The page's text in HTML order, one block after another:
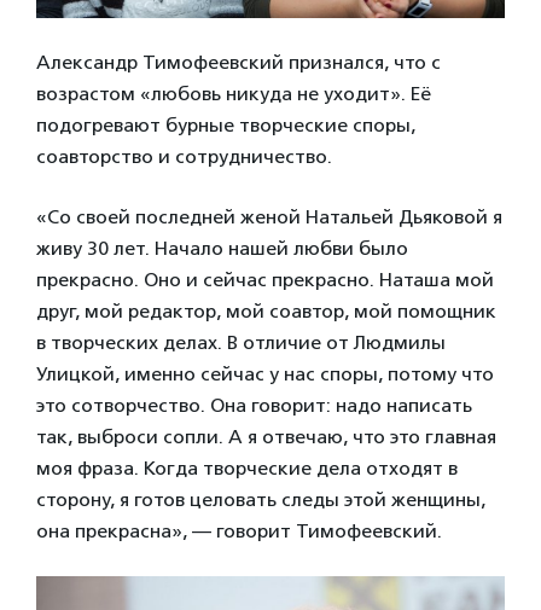
Александр Тимофеевский признался, что с
возрастом «любовь никуда не уходит». Её
подогревают бурные творческие споры,
соавторство и сотрудничество.
«Со своей последней женой Натальей Дьяковой я
живу 30 лет. Начало нашей любви было
прекрасно. Оно и сейчас прекрасно. Наташа мой
друг, мой редактор, мой соавтор, мой помощник
в творческих делах. В отличие от Людмилы
Улицкой, именно сейчас у нас споры, потому что
это сотворчество. Она говорит: надо написать
так, выброси сопли. А я отвечаю, что это главная
моя фраза. Когда творческие дела отходят в
сторону, я готов целовать следы этой женщины,
она прекрасна», — говорит Тимофеевский.